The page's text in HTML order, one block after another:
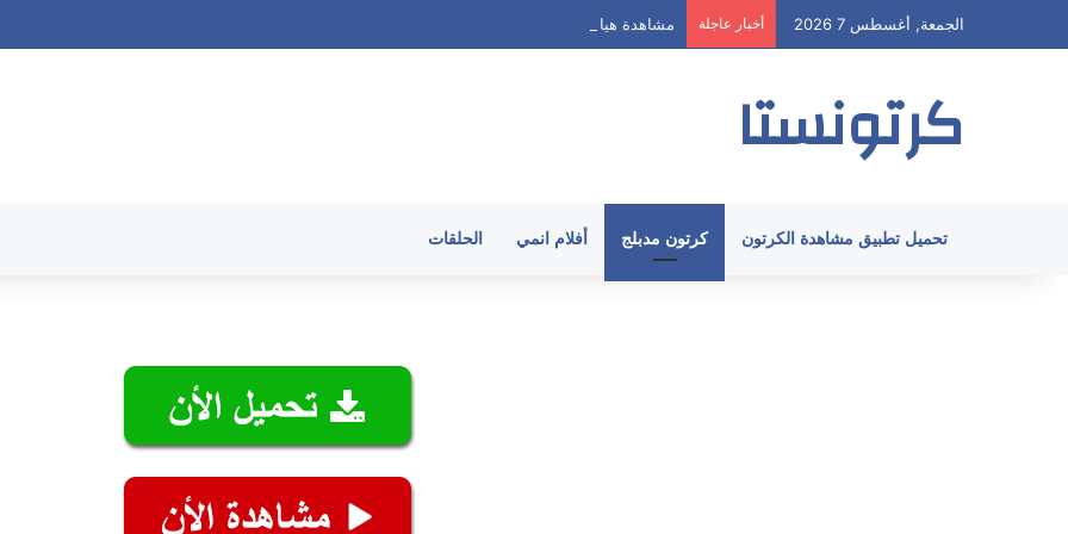
الجمعة, أغسطس 7 2026 أخبار عاجلة مشاهدة هيا ارنولد الحلقة 62 مدبلج HD جميع الحلقات
كرتونستا
تحميل تطبيق مشاهدة الكرتون كرتون مدبلج أفلام انمي الحلقات